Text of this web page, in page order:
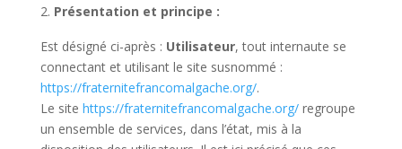
Présentation et principe :
Est désigné ci-après : Utilisateur, tout internaute se
connectant et utilisant le site susnommé :
https://fraternitefrancomalgache.org/.
Le site https://fraternitefrancomalgache.org/regroupe
un ensemble de services, dans l’état, mis à la